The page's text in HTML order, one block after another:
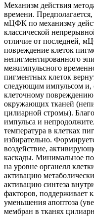
Механизм действия
времени.
мЦФК по механизму
классической
отличие от последней,
повреждение клеток
непигментированного
межимпульсного
пигментных клеток
следующим импульсом и,
клеточному повреждению
окружающих тканей
цилиарной стромы).
импульса и
температура в клетках
избирательно.
воздействие,
каскады. Минимальное
на уровне органелл
активацию
активацию синтеза
факторов, поддерживает
уменьшения апоптоза
мембран в тканях